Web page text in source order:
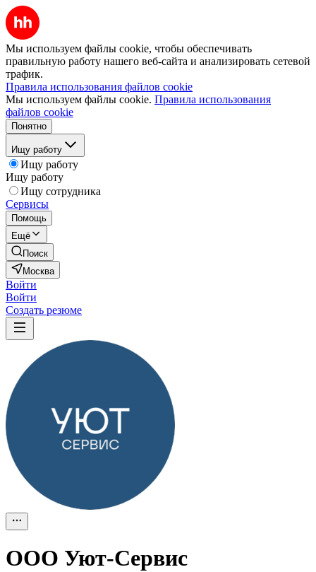
Мы используем файлы cookie, чтобы обеспечивать
правильную работу нашего веб-сайта и анализировать сетевой
трафик.
Правила использования файлов cookie
Мы используем файлы cookie. Правила использования
файлов cookie
Понятно
Ищу работу
Ищу работу
Ищу работу
Ищу сотрудника
Сервисы
Помощь
Ещё
Поиск
Москва
Войти
Войти
Создать резюме
ООО Уют-Сервис